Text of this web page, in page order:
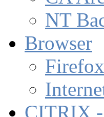
NT
Browser
Firefox
CITRIX